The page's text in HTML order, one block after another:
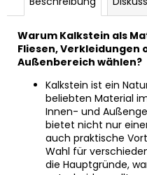
Warum Kalkstein als
Fliesen, Verkleidungen
Außenbereich wählen?
Kalkstein ist ein
beliebten Material
Innen- und
bietet nicht nur
auch praktische
Wahl für
die Hauptgründe,